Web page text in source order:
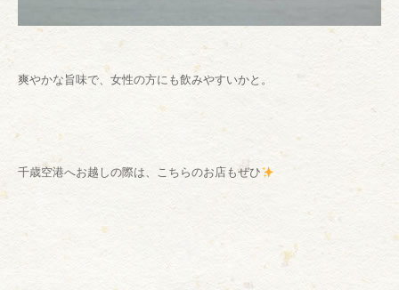
爽やかな旨味で、女性の方にも飲みやすいかと。
千歳空港へお越しの際は、こちらのお店もぜひ